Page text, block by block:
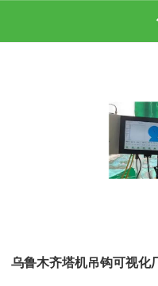
乌鲁木齐塔机吊钩可视化